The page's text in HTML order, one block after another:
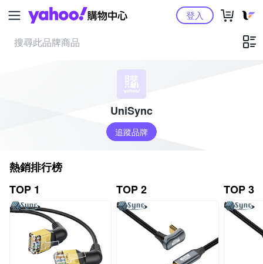
Yahoo購物中心登入
UniSync
追蹤品牌
熱銷排行榜
TOP 1
TOP 2 TOP 3